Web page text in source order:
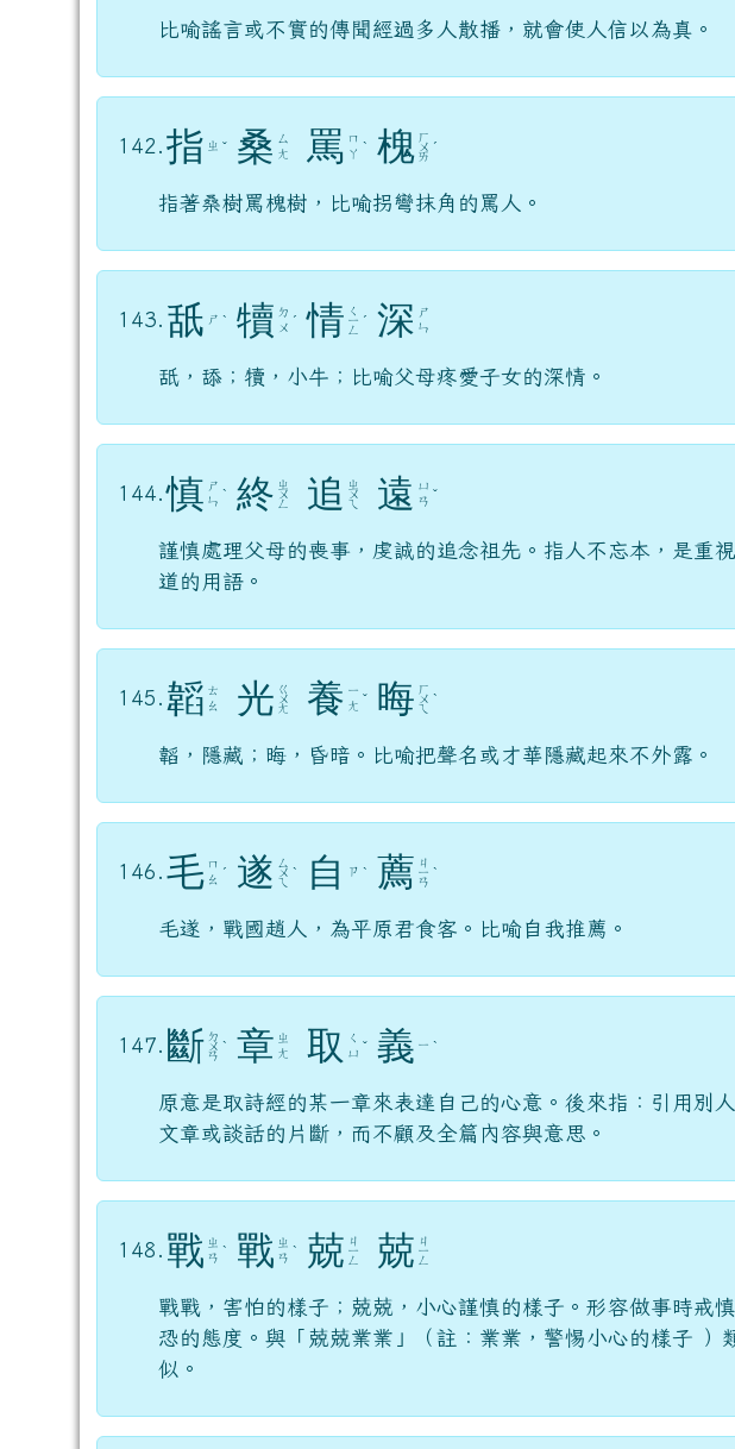
比喻謠言或不實的傳聞經過多人散播，就會使人信以為真。
142. 指 ㄓ ˇ 桑 ㄙ
ㄤ
罵 ㄇ
ㄚ ˋ 槐 ㄏ
ㄨ
ㄞ
ˊ
指著桑樹罵槐樹，比喻拐彎抹角的罵人。
143. 舐 ㄕ ˋ 犢 ㄉ
ㄨ ˊ 情 ㄑ
ㄧ
ㄥ
ˊ 深 ㄕ
ㄣ
舐，舔；犢，小牛；比喻父母疼愛子女的深情。
144. 慎 ㄕ
ㄣ ˋ 終 ㄓ
ㄨ
ㄥ 追 ㄓ
ㄨ
ㄟ 遠 ㄩ
ㄢ ˇ
謹慎處理父母的喪事，虔誠的追念祖先。指人不忘本，是重
道的用語。
145. 韜 ㄊ
ㄠ
光 ㄍ
ㄨ
ㄤ 養 ㄧ
ㄤ ˇ 晦 ㄏ
ㄨ
ㄟ
ˋ
韜，隱藏；晦，昏暗。比喻把聲名或才華隱藏起來不外露。
146. 毛 ㄇ
ㄠ ˊ 遂 ㄙ
ㄨ
ㄟ
ˋ 自 ㄗ ˋ 薦 ㄐ
ㄧ
ㄢ
ˋ
毛遂，戰國趙人，為平原君食客。比喻自我推薦。
147. 斷 ㄉ
ㄨ
ㄢ
ˋ 章 ㄓ
ㄤ
取
ㄑ
ㄩ ˇ 義 ㄧ ˋ
原意是取詩經的某一章來表達自己的心意。後來指：引用別
文章或談話的片斷，而不顧及全篇內容與意思。
148. 戰 ㄓ
ㄢ ˋ 戰 ㄓ
ㄢ ˋ 兢 ㄐ
ㄧ
ㄥ 兢 ㄐ
ㄧ
ㄥ
戰戰，害怕的樣子；兢兢，小心謹慎的樣子。形容做事時戒
恐的態度。與「兢兢業業」（註：業業，警惕小心的樣子 ）
似。